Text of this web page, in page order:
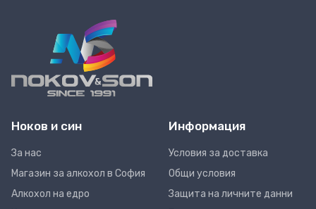
Ноков и син
За нас
Магазин за алкохол в София
Алкохол на едро
Информация
Условия за доставка
Общи условия
Защита на личните данни